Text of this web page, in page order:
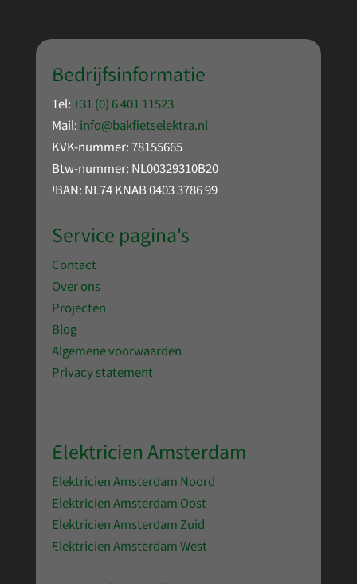
Bedrijfsinformatie
Tel:+31 (0) 6 401 11523
Mail: info@bakfietselektra.nl
KVK-nummer: 78155665
Btw-nummer: NL00329310B20
IBAN: NL74 KNAB 0403 3786 99
Service pagina's
Contact
Over ons
Projecten
Blog
Algemene voorwaarden
Privacy statement
Elektricien Amsterdam
Elektricien Amsterdam Noord
Elektricien Amsterdam Oost
Elektricien Amsterdam Zuid
Elektricien Amsterdam West